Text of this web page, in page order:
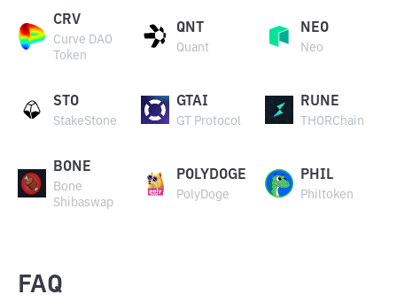
CRV
Curve DAO
Token
QNT
Quant
NEO
Neo
STO
StakeStone
GTAI
GT Protocol
RUNE
THORChain
BONE
Bone
Shibaswap
POLYDOGE
PolyDoge
PHIL
Philtoken
FAQ